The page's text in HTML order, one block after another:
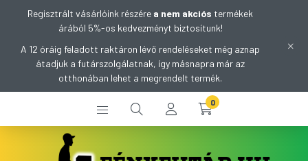
Regisztrált vásárlóink részére a nem akciós termékek
árából 5%-os kedvezményt biztosítunk!
A 12 óráig feladott raktáron lévő rendeléseket még aznap
átadjuk a futárszolgálatnak, így másnapra már az
otthonában lehet a megrendelt termék.
0